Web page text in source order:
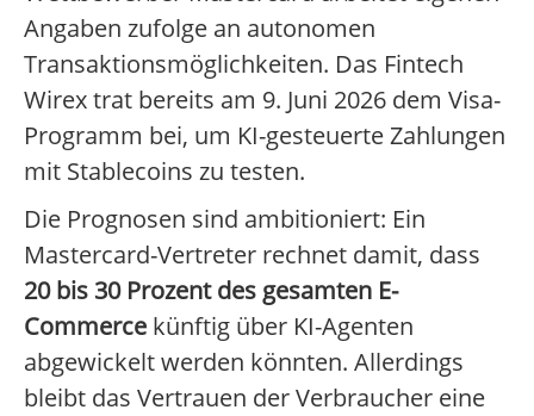
Angaben zufolge an autonomen
Transaktionsmöglichkeiten. Das Fintech
Wirex trat bereits am 9. Juni 2026 dem Visa-
Programm bei, um KI-gesteuerte Zahlungen
mit Stablecoins zu testen.
Die Prognosen sind ambitioniert: Ein
Mastercard-Vertreter rechnet damit, dass
20 bis 30 Prozent des gesamten E-
Commerce künftig über KI-Agenten
abgewickelt werden könnten. Allerdings
bleibt das Vertrauen der Verbraucher eine